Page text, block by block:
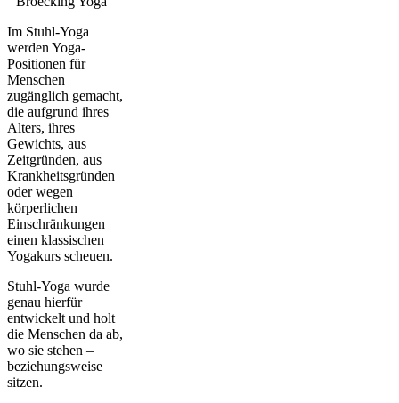
Im Stuhl-Yoga
werden Yoga-
Positionen für
Menschen
zugänglich gemacht,
die aufgrund ihres
Alters, ihres
Gewichts, aus
Zeitgründen, aus
Krankheitsgründen
oder wegen
körperlichen
Einschränkungen
einen klassischen
Yogakurs scheuen.
Stuhl-Yoga wurde
genau hierfür
entwickelt und holt
die Menschen da ab,
wo sie stehen –
beziehungsweise
sitzen.